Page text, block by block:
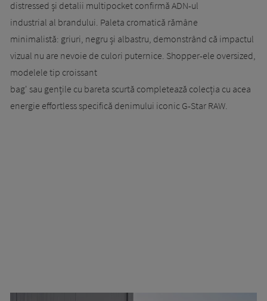
distressed și detalii multipocket confirmă ADN-ul
industrial al brandului. Paleta cromatică rămâne
minimalistă: griuri, negru și albastru, demonstrând că impactul
vizual nu are nevoie de culori puternice. Shopper-ele oversized,
modelele tip croissant
bag' sau gențile cu bareta scurtă completează colecția cu acea
energie effortless specifică denimului iconic G-Star RAW.